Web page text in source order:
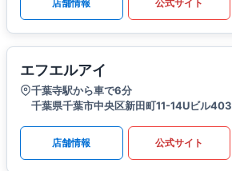
店舗情報 公式サイト
エフエルアイ
千葉寺駅から車で6分
千葉県千葉市中央区新田町11-14Uビル403
店舗情報 公式サイト